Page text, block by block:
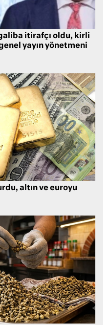
itirafçı oldu, kirli
yayın yönetmeni
altın ve euroyu